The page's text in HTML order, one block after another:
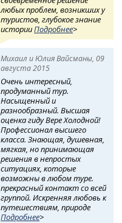
любых проблем, возникших у
туристов, глубокое знание
историиПодробнее>
Михаил и Юлия Вайсманы, 09
августа 2015
Очень интересный,
продуманный тур.
Насыщенный и
разнообразный. Высшая
оценка гиду Вере Холодной!
Профессионал высшего
класса. Знающая, душевная,
мягкая, но принимающая
решения в непростых
ситуациях, которые
возможны в любом туре.
прекрасный контакт со всей
группой. Искренняя любовь к
путешествиям, природе
Подробнее>